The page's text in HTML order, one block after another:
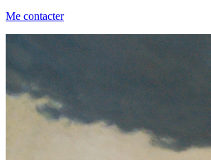
Me contacter